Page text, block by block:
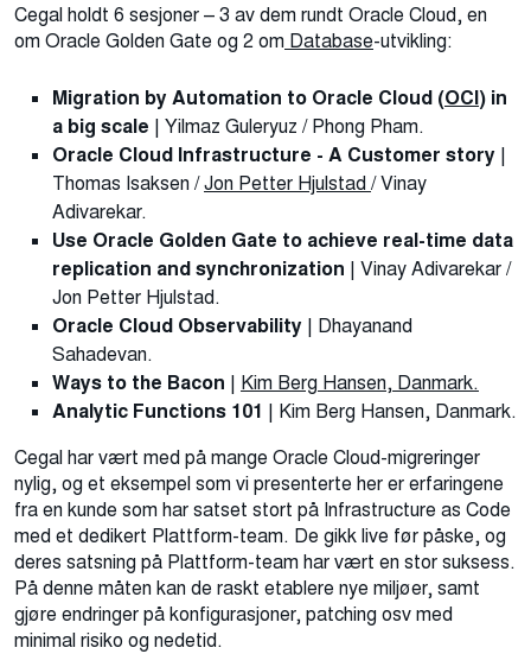
Cegal holdt 6 sesjoner – 3 av dem rundt Oracle Cloud, en
om Oracle Golden Gate og 2 om Database-utvikling:
Migration by Automation to Oracle Cloud (OCI) in
a big scale | Yilmaz Guleryuz / Phong Pham.
Oracle Cloud Infrastructure - A Customer story |
Thomas Isaksen /Jon Petter Hjulstad / Vinay
Adivarekar.
Use Oracle Golden Gate to achieve real-time data
replication and synchronization | Vinay Adivarekar /
Jon Petter Hjulstad.
Oracle Cloud Observability | Dhayanand
Sahadevan.
Ways to the Bacon | Kim Berg Hansen, Danmark.
Analytic Functions 101 | Kim Berg Hansen, Danmark.
Cegal har vært med på mange Oracle Cloud-migreringer
nylig, og et eksempel som vi presenterte her er erfaringene
fra en kunde som har satset stort på Infrastructure as Code
med et dedikert Plattform-team. De gikk live før påske, og
deres satsning på Plattform-team har vært en stor suksess.
På denne måten kan de raskt etablere nye miljøer, samt
gjøre endringer på konfigurasjoner, patching osv med
minimal risiko og nedetid.